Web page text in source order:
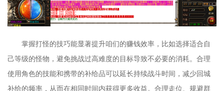
掌握打怪的技巧能显著提升咱们的赚钱效率，比如选择适合自
己等级的怪物，避免挑战过高难度的目标导致不必要的消耗。合理
使用角色的技能和携带的补给品可以延长持续战斗时间，减少回城
补给的频率，从而在相同时间内获得更多收益。合理走位、规避群